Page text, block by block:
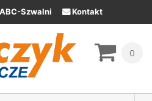
Szwalni Kontakt
0